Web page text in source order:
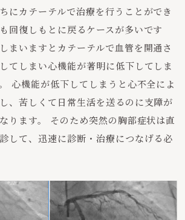
にカテーテルで治療を行うことができ
回復しもとに戻るケースが多いです
まいますとカテーテルで血管を開通さ
てしまい心機能が著明に低下してしま
心機能が低下してしまうと心不全によ
、苦しくて日常生活を送るのに支障が
ります。 そのため突然の胸部症状は直
して、迅速に診断・治療につなげる必